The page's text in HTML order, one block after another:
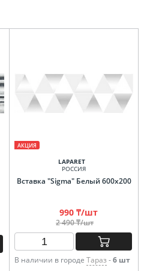
АКЦИЯ
LAPARET
РОССИЯ
Вставка "Sigma" Белый 600х200
990 ₸/шт
2 490 ₸/шт
В наличии в городе Тараз -6 шт